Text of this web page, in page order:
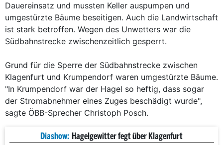
Dauereinsatz und mussten Keller auspumpen und
umgestürzte Bäume beseitigen. Auch die Landwirtschaft
ist stark betroffen. Wegen des Unwetters war die
Südbahnstrecke zwischenzeitlich gesperrt.
Grund für die Sperre der Südbahnstrecke zwischen
Klagenfurt und Krumpendorf waren umgestürzte Bäume.
"In Krumpendorf war der Hagel so heftig, dass sogar
der Stromabnehmer eines Zuges beschädigt wurde",
sagte ÖBB-Sprecher Christoph Posch.
Diashow: Hagelgewitter fegt über Klagenfurt